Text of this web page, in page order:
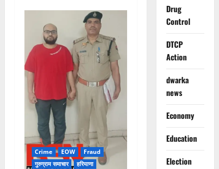
Crime EOW
Fraud
गुरुग्राम समाचार
हरियाणा
Drug
Control
DTCP
Action
dwarka
news
Economy
Education
Election